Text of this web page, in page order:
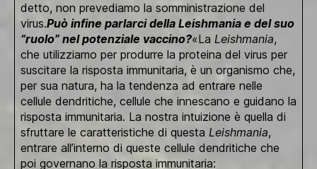
detto, non prevediamo la somministrazione del
virus.Può infine parlarci della Leishmania e del suo
“ruolo” nel potenziale vaccino?«La Leishmania,
che utilizziamo per produrre la proteina del virus per
suscitare la risposta immunitaria, è un organismo che,
per sua natura, ha la tendenza ad entrare nelle
cellule dendritiche, cellule che innescano e guidano la
risposta immunitaria. La nostra intuizione è quella di
sfruttare le caratteristiche di questa Leishmania,
entrare all’interno di queste cellule dendritiche che
poi governano la risposta immunitaria: